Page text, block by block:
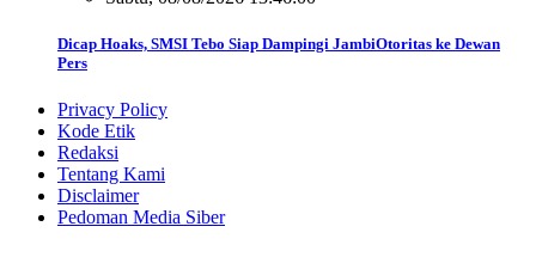
Dicap Hoaks, SMSI Tebo Siap Dampingi JambiOtoritas ke Dewan
Pers
Privacy Policy
Kode Etik
Redaksi
Tentang Kami
Disclaimer
Pedoman Media Siber